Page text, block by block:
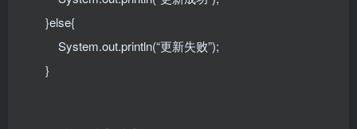
}else{
System.out.println(“更新失败”);
}